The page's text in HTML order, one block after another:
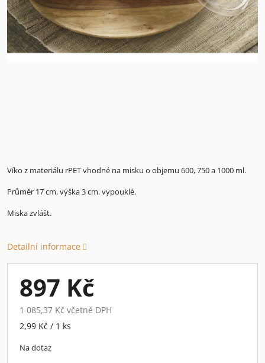
Víko z materiálu rPET vhodné na misku o objemu 600, 750 a 1000 ml.
Průměr 17 cm, výška 3 cm. vypouklé.
Miska zvlášt.
Detailní informace
897 Kč
1 085,37 Kč včetně DPH
Měrná
2,99 Kč / 1 ks
Na dotaz